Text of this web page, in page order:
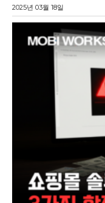
2025년 03월 18일